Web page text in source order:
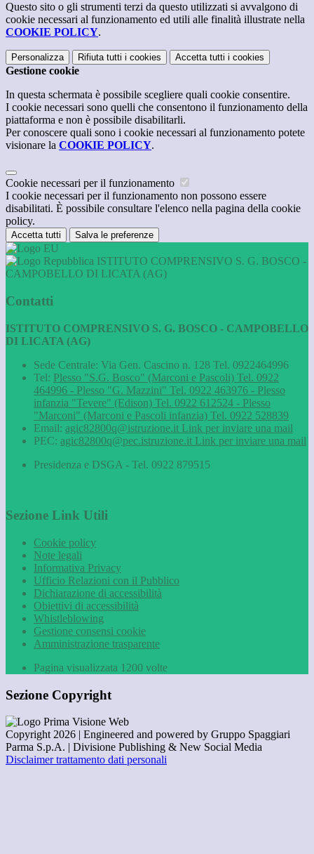
Questo sito o gli strumenti terzi da questo utilizzati si avvalgono di
cookie necessari al funzionamento ed utili alle finalità illustrate nella
COOKIE POLICY.
Personalizza Rifiuta tutti i cookies Accetta tutti i cookies
Gestione cookie
In questa schermata è possibile scegliere quali cookie consentire.
I cookie necessari sono quelli che consentono il funzionamento della
piattaforma e non è possibile disabilitarli.
Per conoscere quali sono i cookie necessari al funzionamento potete
visionare la COOKIE POLICY.
Cookie necessari per il funzionamento
I cookie necessari per il funzionamento non possono essere
disabilitati. È possibile consultare l'elenco nella pagina della cookie
policy.
Accetta tutti Salva le preferenze
ISTITUTO COMPRENSIVO S. G. BOSCO -
CAMPOBELLO DI LICATA (AG)
Contatti
ISTITUTO COMPRENSIVO S. G. BOSCO - CAMPOBELLO
DI LICATA (AG)
Sede Centrale: Via Gen. Cascino n. 128 Tel. 0922464996
Tel: Plesso "S.G. Bosco" (Marconi e Pascoli) Tel. 0922
464996 - Plesso "G. Mazzini" Tel. 0922 463976 - Plesso
infanzia "Tevere" (Edison) Tel. 0922 612524 - Plesso
"Marconi" (Marconi e Pascoli infanzia) Tel. 0922 528839
Email: agic82800q@istruzione.it Link per inviare una mail
PEC: agic82800q@pec.istruzione.it Link per inviare una mail
Presidenza e DSGA - Tel. 0922 879515
Sezione Link Utili
Cookie policy
Note legali
Informativa Privacy
Ufficio Relazioni con il Pubblico
Dichiarazione di accessibilità
Obiettivi di accessibilità
Whistleblowing
Gestione consensi cookie
Amministrazione trasparente
Pagina visualizzata 1200 volte
Sezione Copyright
Copyright 2026 | Engineered and powered by Gruppo Spaggiari
Parma S.p.A. | Divisione Publishing & New Social Media
Disclaimer trattamento dati personali